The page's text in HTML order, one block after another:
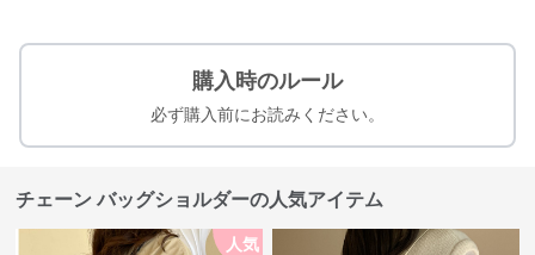
購入時のルール
必ず購入前にお読みください。
チェーン バッグショルダーの人気アイテム
人気